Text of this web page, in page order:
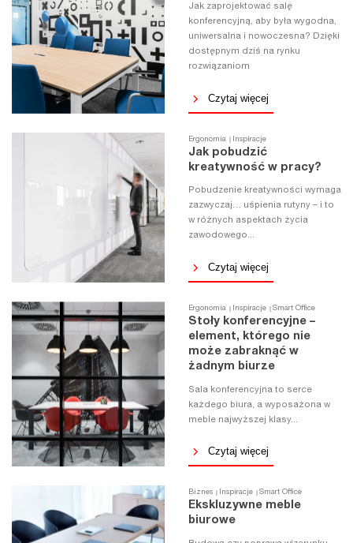
Jak zaprojektować salę
konferencyjną, aby była wygodna,
uniwersalna i nowoczesna? Dzięki
dostępnym dziś na rynku
rozwiązaniom
Czytaj więcej
Ergonomia Inspiracje
Jak pobudzić
kreatywność w pracy?
Pobudzenie kreatywności wymaga
zazwyczaj… uśpienia rutyny – i to
w różnych aspektach życia
zawodowego...
Czytaj więcej
Ergonomia Inspiracje Smart Office
Stoły konferencyjne –
element, którego nie
może zabraknąć w
żadnym biurze
Sala konferencyjna to serce
każdego biura, a wyposażona w
meble najwyższej klasy...
Czytaj więcej
Biznes Inspiracje Smart Office
Ekskluzywne meble
biurowe